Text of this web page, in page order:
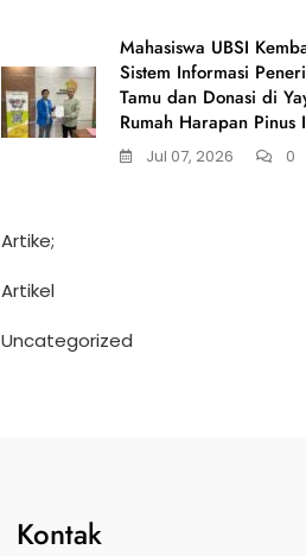
Mahasiswa UBSI
Sistem Informasi
Tamu dan Donasi di
Rumah Harapan Pinus
Jul 07, 2026 0
Artike;
Artikel
Uncategorized
Kontak